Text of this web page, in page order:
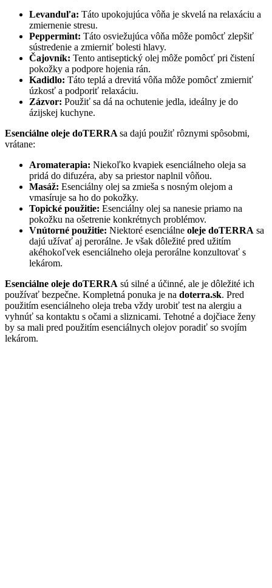
Levanduľa: Táto upokojujúca vôňa je skvelá na relaxáciu a
zmiernenie stresu.
Peppermint: Táto osviežujúca vôňa môže pomôcť zlepšiť
sústredenie a zmierniť bolesti hlavy.
Čajovník: Tento antiseptický olej môže pomôcť pri čistení
pokožky a podpore hojenia rán.
Kadidlo: Táto teplá a drevitá vôňa môže pomôcť zmierniť
úzkosť a podporiť relaxáciu.
Zázvor: Použiť sa dá na ochutenie jedla, ideálny je do
ázijskej kuchyne.
Esenciálne oleje doTERRA sa dajú použiť rôznymi spôsobmi,
vrátane:
Aromaterapia: Niekoľko kvapiek esenciálneho oleja sa
pridá do difuzéra, aby sa priestor naplnil vôňou.
Masáž: Esenciálny olej sa zmieša s nosným olejom a
vmasíruje sa ho do pokožky.
Topické použitie: Esenciálny olej sa nanesie priamo na
pokožku na ošetrenie konkrétnych problémov.
Vnútorné použitie: Niektoré esenciálne oleje doTERRA sa
dajú užívať aj perorálne. Je však dôležité pred užitím
akéhokoľvek esenciálneho oleja perorálne konzultovať s
lekárom.
Esenciálne oleje doTERRA sú silné a účinné, ale je dôležité ich
používať bezpečne. Kompletná ponuka je na doterra.sk. Pred
použitím esenciálneho oleja treba vždy urobiť test na alergiu a
vyhnúť sa kontaktu s očami a sliznicami. Tehotné a dojčiace ženy
by sa mali pred použitím esenciálnych olejov poradiť so svojím
lekárom.